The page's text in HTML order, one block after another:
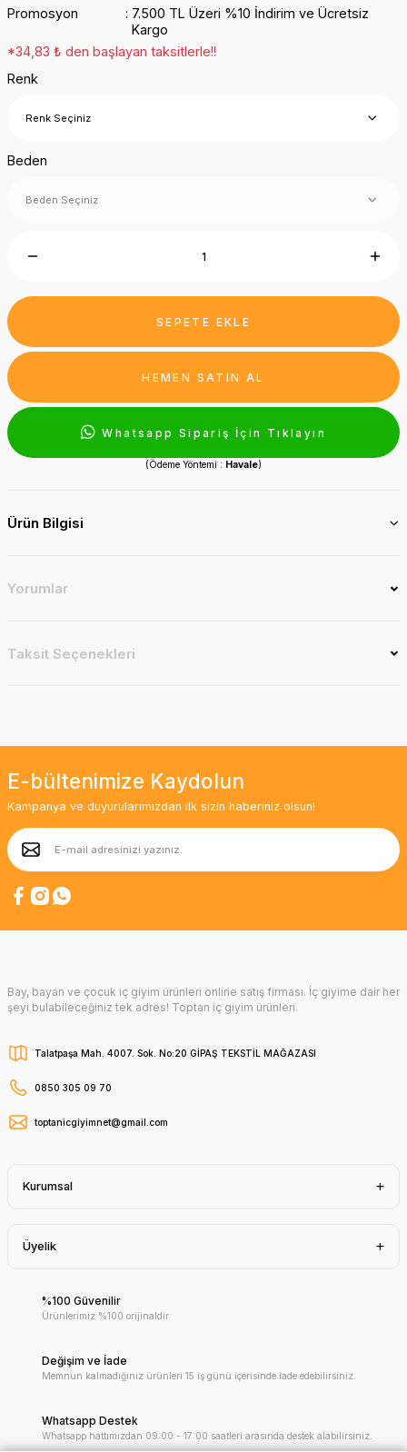
Promosyon
7.500 TL Üzeri %10 İndirim ve Ücretsiz
Kargo
*34,83 ₺ den başlayan taksitlerle!!
Renk
Beden
SEPETE EKLE
HEMEN SATIN AL
Whatsapp Sipariş İçin Tıklayın
(Ödeme Yöntemi : Havale)
Ürün Bilgisi
Yorumlar
Taksit Seçenekleri
E-bültenimize Kaydolun
Kampanya ve duyurularımızdan ilk sizin haberiniz olsun!
Bay, bayan ve çocuk iç giyim ürünleri online satış firması. İç giyime dair her
şeyi bulabileceğiniz tek adres! Toptan iç giyim ürünleri.
Talatpaşa Mah. 4007. Sok. No:20 GİPAŞ TEKSTİL MAĞAZASI
0850 305 09 70
toptanicgiyimnet@gmail.com
Kurumsal
Üyelik
%100 Güvenilir
Ürünlerimiz %100 orijinaldir.
Değişim ve İade
Memnun kalmadığınız ürünleri 15 iş günü içerisinde iade edebilirsiniz.
Whatsapp Destek
Whatsapp hattımızdan 09:00 - 17:00 saatleri arasında destek alabilirsiniz.